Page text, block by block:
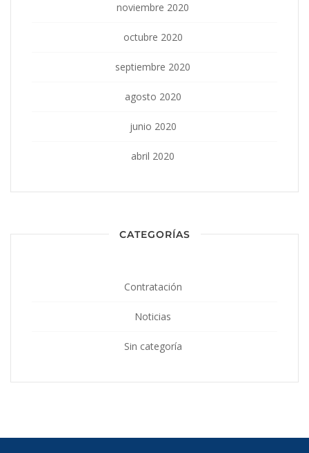
noviembre 2020
octubre 2020
septiembre 2020
agosto 2020
junio 2020
abril 2020
CATEGORÍAS
Contratación
Noticias
Sin categoría